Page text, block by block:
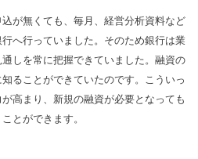
が無くても、毎月、経営分析資料など
へ行っていました。そのため銀行は業
しを常に把握できていました。融資の
ることができていたのです。こういっ
高まり、新規の融資が必要となっても
とができます。